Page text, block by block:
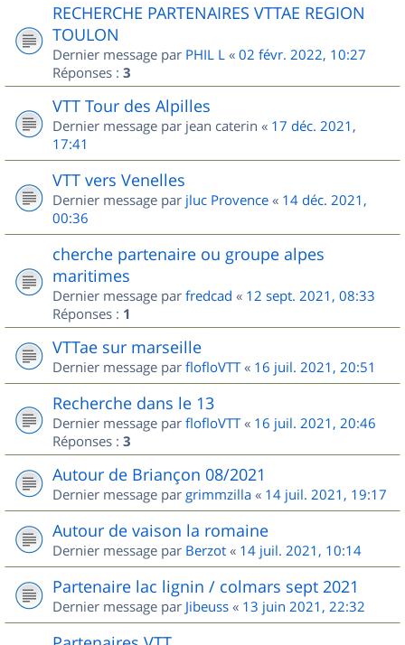
RECHERCHE PARTENAIRES VTTAE REGION
TOULON
Dernier message par PHIL L « 02 févr. 2022, 10:27
Réponses : 3
VTT Tour des Alpilles
Dernier message par jean caterin « 17 déc. 2021,
17:41
VTT vers Venelles
Dernier message par jluc Provence « 14 déc. 2021,
00:36
cherche partenaire ou groupe alpes
maritimes
Dernier message par fredcad « 12 sept. 2021, 08:33
Réponses : 1
VTTae sur marseille
Dernier message par flofloVTT« 16 juil. 2021, 20:51
Recherche dans le 13
Dernier message par flofloVTT« 16 juil. 2021, 20:46
Réponses : 3
Autour de Briançon 08/2021
Dernier message par grimmzilla « 14 juil. 2021, 19:17
Autour de vaison la romaine
Dernier message par Berzot « 14 juil. 2021, 10:14
Partenaire lac lignin / colmars sept 2021
Dernier message par Jibeuss « 13 juin 2021, 22:32